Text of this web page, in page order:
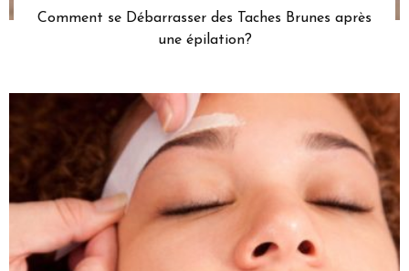
Comment se Débarrasser des Taches Brunes après
une épilation?